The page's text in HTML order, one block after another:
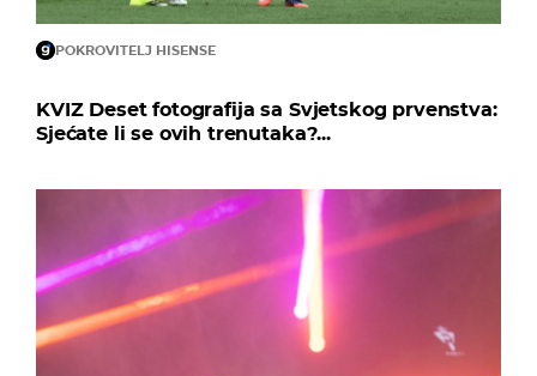
POKROVITELJ HISENSE
KVIZ Deset fotografija sa Svjetskog prvenstva:
Sjećate li se ovih trenutaka?...